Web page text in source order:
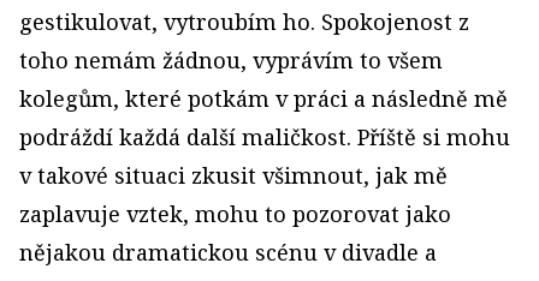
gestikulovat, vytroubím ho. Spokojenost z
toho nemám žádnou, vyprávím to všem
kolegům, které potkám v práci a následně mě
podráždí každá další maličkost. Příště si mohu
v takové situaci zkusit všimnout, jak mě
zaplavuje vztek, mohu to pozorovat jako
nějakou dramatickou scénu v divadle a